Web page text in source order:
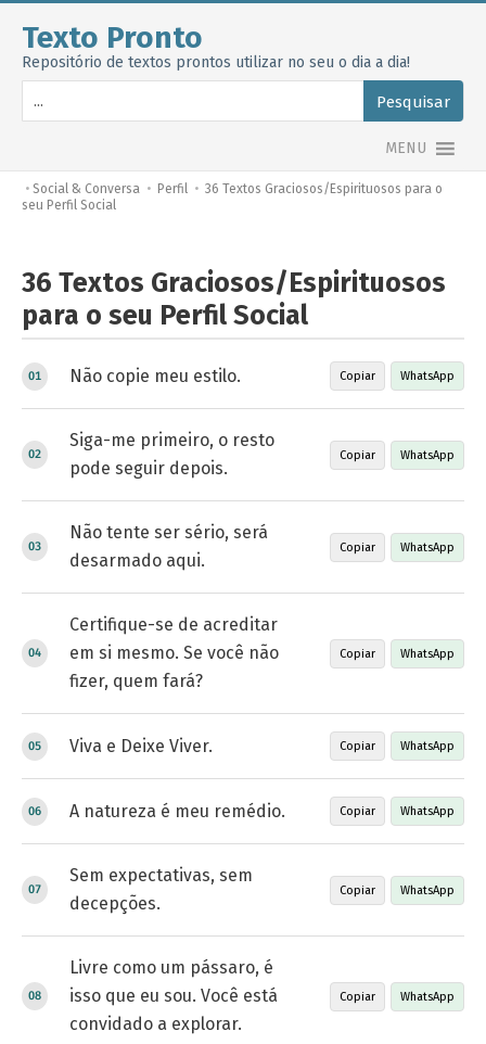
Texto Pronto
Repositório de textos prontos utilizar no seu o dia a dia!
Pesquisar
MENU
• Social & Conversa • Perfil • 36 Textos Graciosos/Espirituosos para o
seu Perfil Social
36 Textos Graciosos/Espirituosos
para o seu Perfil Social
Não copie meu estilo. Copiar WhatsApp
Siga-me primeiro, o resto
pode seguir depois.
Copiar WhatsApp
Não tente ser sério, será
desarmado aqui.
Copiar WhatsApp
Certifique-se de acreditar
em si mesmo. Se você não
fizer, quem fará?
Copiar WhatsApp
Viva e Deixe Viver. Copiar WhatsApp
A natureza é meu remédio. Copiar WhatsApp
Sem expectativas, sem
decepções.
Copiar WhatsApp
Livre como um pássaro, é
isso que eu sou. Você está
convidado a explorar.
Copiar WhatsApp